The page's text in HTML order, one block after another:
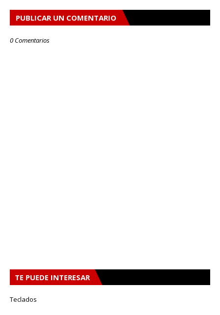
PUBLICAR UN COMENTARIO
0 Comentarios
TE PUEDE INTERESAR
Teclados